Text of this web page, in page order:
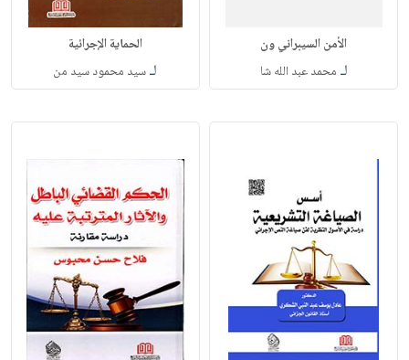
الأمن السيبراني ون
لـ محمد عبد الله شا
الحماية الإجرائية
لـسيد محمود سيد من